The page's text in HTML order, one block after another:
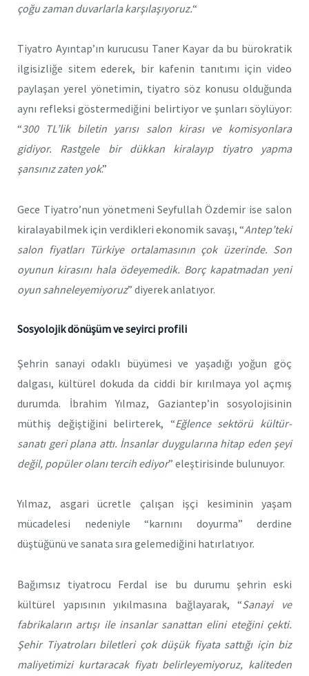
çoğu zaman duvarlarla karşılaşıyoruz.“
Tiyatro Ayıntap’ın kurucusu Taner Kayar da bu bürokratik
ilgisizliğe sitem ederek, bir kafenin tanıtımı için video
paylaşan yerel yönetimin, tiyatro söz konusu olduğunda
aynı refleksi göstermediğini belirtiyor ve şunları söylüyor:
“300 TL’lik biletin yarısı salon kirası ve komisyonlara
gidiyor. Rastgele bir dükkan kiralayıp tiyatro yapma
şansınız zaten yok.”
Gece Tiyatro’nun yönetmeni Seyfullah Özdemir ise salon
kiralayabilmek için verdikleri ekonomik savaşı, “Antep’teki
salon fiyatları Türkiye ortalamasının çok üzerinde. Son
oyunun kirasını hala ödeyemedik. Borç kapatmadan yeni
oyun sahneleyemiyoruz” diyerek anlatıyor.
Sosyolojik dönüşüm ve seyirci profili
Şehrin sanayi odaklı büyümesi ve yaşadığı yoğun göç
dalgası, kültürel dokuda da ciddi bir kırılmaya yol açmış
durumda. İbrahim Yılmaz, Gaziantep’in sosyolojisinin
müthiş değiştiğini belirterek, “Eğlence sektörü kültür-
sanatı geri plana attı. İnsanlar duygularına hitap eden şeyi
değil, popüler olanı tercih ediyor” eleştirisinde bulunuyor.
Yılmaz, asgari ücretle çalışan işçi kesiminin yaşam
mücadelesi nedeniyle “karnını doyurma” derdine
düştüğünü ve sanata sıra gelemediğini hatırlatıyor.
Bağımsız tiyatrocu Ferdal ise bu durumu şehrin eski
kültürel yapısının yıkılmasına bağlayarak, “Sanayi ve
fabrikaların artışı ile insanlar sanattan elini eteğini çekti.
Şehir Tiyatroları biletleri çok düşük fiyata sattığı için biz
maliyetimizi kurtaracak fiyatı belirleyemiyoruz, kaliteden